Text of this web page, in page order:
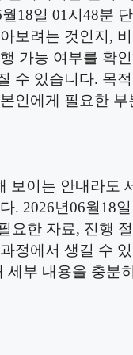
18일 01시48분
보려는 것인지,
가능 여부를 확
수 있습니다. 목
인에게 필요한 부
보이는 안내라도
. 2026년06월18
요한 자료, 진행
정에서 생길 수
세부 내용을 충분